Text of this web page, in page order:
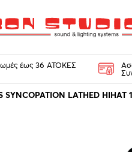
έως 36 ΑΤΟΚΕΣ
SYNCOPATION LATHED HIHAT